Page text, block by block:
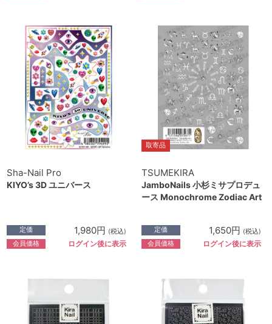
Sha-Nail Pro
KIYO’s 3D ユニバース
定価 1,980円 (税込)
会員価格 ログイン後に表示
取寄品
TSUMEKIRA
JamboNails 小杉ミサプロデュ
ース Monochrome Zodiac Art
定価 1,650円 (税込)
会員価格 ログイン後に表示